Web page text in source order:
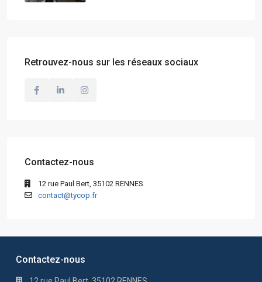
Retrouvez-nous sur les réseaux sociaux
Contactez-nous
12 rue Paul Bert, 35102 RENNES
contact@tycop.fr
Contactez-nous